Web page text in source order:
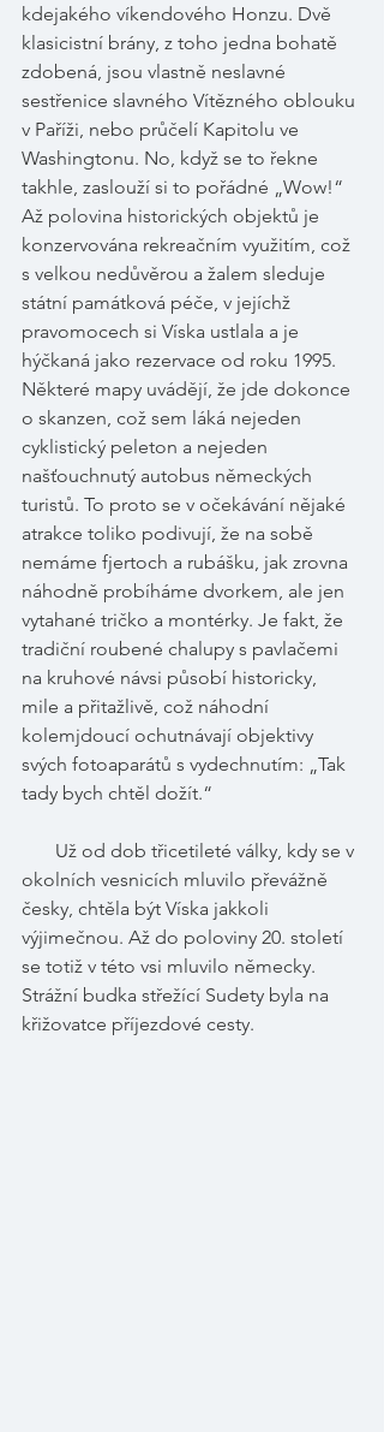
kdejakého víkendového Honzu. Dvě
klasicistní brány, z toho jedna bohatě
zdobená, jsou vlastně neslavné
sestřenice slavného Vítězného oblouku
v Paříži, nebo průčelí Kapitolu ve
Washingtonu. No, když se to řekne
takhle, zaslouží si to pořádné „Wow!“
Až polovina historických objektů je
konzervována rekreačním využitím, což
s velkou nedůvěrou a žalem sleduje
státní památková péče, v jejíchž
pravomocech si Víska ustlala a je
hýčkaná jako rezervace od roku 1995.
Některé mapy uvádějí, že jde dokonce
o skanzen, což sem láká nejeden
cyklistický peleton a nejeden
našťouchnutý autobus německých
turistů. To proto se v očekávání nějaké
atrakce toliko podivují, že na sobě
nemáme fjertoch a rubášku, jak zrovna
náhodně probíháme dvorkem, ale jen
vytahané tričko a montérky. Je fakt, že
tradiční roubené chalupy s pavlačemi
na kruhové návsi působí historicky,
mile a přitažlivě, což náhodní
kolemjdoucí ochutnávají objektivy
svých fotoaparátů s vydechnutím: „Tak
tady bych chtěl dožít.“
okolních vesnicích mluvilo převážně
česky, chtěla být Víska jakkoli
výjimečnou. Až do poloviny 20. století
se totiž v této vsi mluvilo německy.
Strážní budka střežící Sudety byla na
křižovatce příjezdové cesty.